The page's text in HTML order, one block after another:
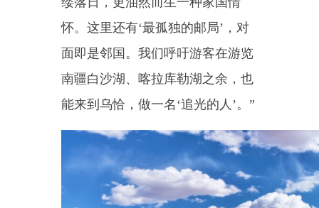
下一步，乌恰县将持续深化文旅融
合，补齐产业短板，常态化开展文
旅采风推介活动，盘活边境文旅资
源，推动县域文旅产业高质量发
展。（全媒体记者：阿克尔白克·马
编辑：阿克拉衣 玉尔肯巴衣
分享：